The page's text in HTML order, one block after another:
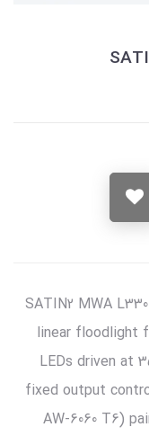
96264836 SATIN2
linear floodlight
LEDs driven at
fixed output
AW-6060 T6)